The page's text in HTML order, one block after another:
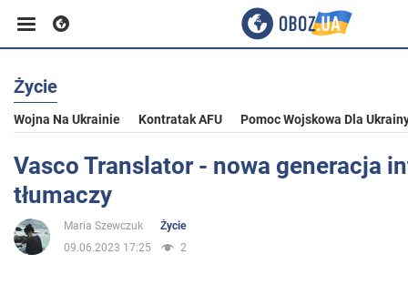
Biznes
Sport
Rozrywka
Życie
Wojna Na Ukrainie Kontratak AFU Pomoc Wojskowa Dla
Vasco Translator - nowa generacja
tłumaczy
Maria Szewczuk
Życie
09.06.2023 17:25
2